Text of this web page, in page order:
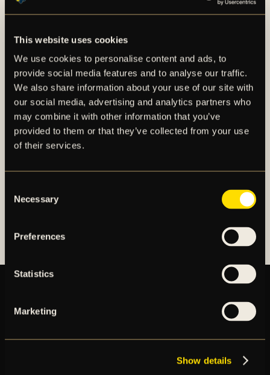
This website uses cookies
We use cookies to personalise content and ads, to
provide social media features and to analyse our traffic.
We also share information about your use of our site with
our social media, advertising and analytics partners who
may combine it with other information that you’ve
provided to them or that they’ve collected from your use
of their services.
Selection
Necessary
Preferences
Statistics
Marketing
Show details
AIK – SEDAN 1891
AIK Fotboll AB bedriver AIK Fotbollsförenings
elitfotbollsverksamhet genom ett herrlag och ett
damlag. Herrlaget spelar i Allsvenskan och damlaget
spelar i OBOS Damallsvenskan. AIK Fotboll AB är
OM AIK FOTBOLL AB
BILJETTER
NYHETER